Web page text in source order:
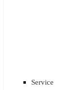
Service